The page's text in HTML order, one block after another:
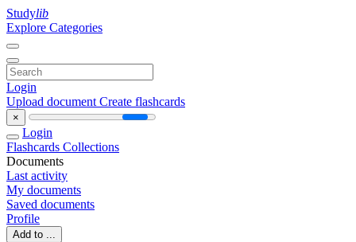
Studylib
Explore Categories
Login
Upload document Create flashcards
×
Login
Flashcards Collections
Documents
Last activity
My documents
Saved documents
Profile
Add to ...